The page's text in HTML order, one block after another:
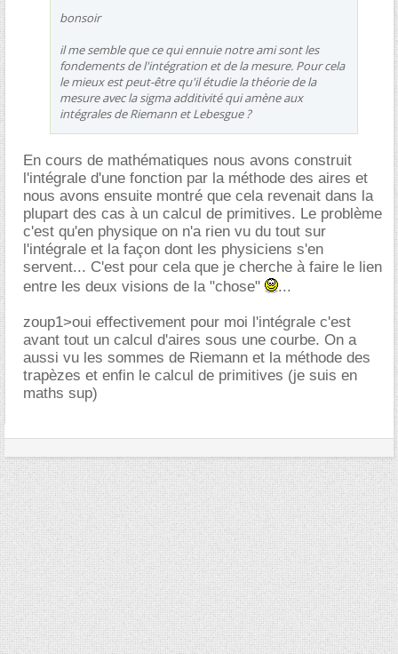
bonsoir
il me semble que ce qui ennuie notre ami sont les
fondements de l'intégration et de la mesure. Pour cela
le mieux est peut-être qu'il étudie la théorie de la
mesure avec la sigma additivité qui amène aux
intégrales de Riemann et Lebesgue ?
En cours de mathématiques nous avons construit
l'intégrale d'une fonction par la méthode des aires et
nous avons ensuite montré que cela revenait dans la
plupart des cas à un calcul de primitives. Le problème
c'est qu'en physique on n'a rien vu du tout sur
l'intégrale et la façon dont les physiciens s'en
servent... C'est pour cela que je cherche à faire le lien
entre les deux visions de la "chose"
...
zoup1>oui effectivement pour moi l'intégrale c'est
avant tout un calcul d'aires sous une courbe. On a
aussi vu les sommes de Riemann et la méthode des
trapèzes et enfin le calcul de primitives (je suis en
maths sup)